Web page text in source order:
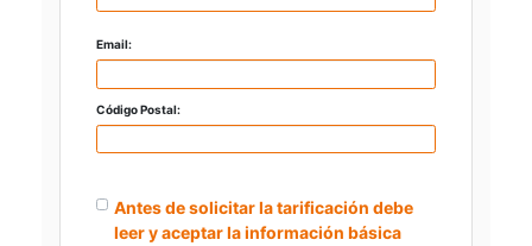
Email:
Código Postal:
Antes de solicitar la tarificación debe
leer y aceptar la información básica